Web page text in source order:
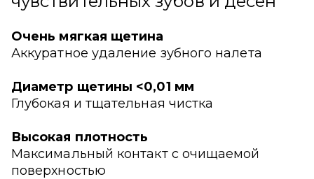
Очень мягкая щетина
Аккуратное удаление зубного налета
Диаметр щетины <0,01 мм
Глубокая и тщательная чистка
Высокая плотность
Максимальный контакт с очищаемой
поверхностью